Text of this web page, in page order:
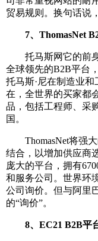
贸易规则。换句话说
7、ThomasNet
托马斯网它的前身
全球领先的B2B平台
托马斯·尼在制造业
在，全世界的买家都
品，包括工程师、采
国。
ThomasNet将强大
结合，以增加供应商
庞大的平台，拥有
和服务公司。世界环
公司询价。但与阿里
的“询价”。
8、EC21 B2B平